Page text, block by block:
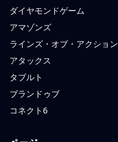
ダイヤモンドゲーム
アマゾンズ
ラインズ・オブ・アクション
アタックス
タブルト
ブランドゥブ
コネクト6